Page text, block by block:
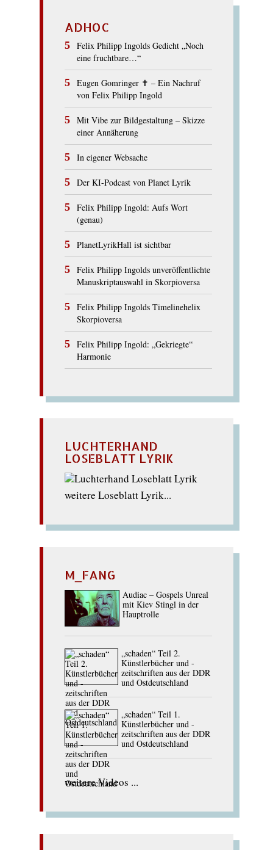
ADHOC
Felix Philipp Ingolds Gedicht „Noch
eine fruchtbare…“
Eugen Gomringer ✝︎ – Ein Nachruf
von Felix Philipp Ingold
Mit Vibe zur Bildgestaltung – Skizze
einer Annäherung
In eigener Websache
Der KI-Podcast von Planet Lyrik
Felix Philipp Ingold: Aufs Wort
(genau)
PlanetLyrikHall ist sichtbar
Felix Philipp Ingolds unveröffentlichte
Manuskriptauswahl in Skorpioversa
Felix Philipp Ingolds Timelinehelix
Skorpioversa
Felix Philipp Ingold: „Gekriegte“
Harmonie
LUCHTERHAND
LOSEBLATT LYRIK
weitere Loseblatt Lyrik...
M_FANG
Audiac – Gospels Unreal
mit Kiev Stingl in der
Hauptrolle
„schaden“ Teil 2.
Künstlerbücher und -
zeitschriften aus der DDR
und Ostdeutschland
„schaden“ Teil 1.
Künstlerbücher und -
zeitschriften aus der DDR
und Ostdeutschland
weitere Videos ...